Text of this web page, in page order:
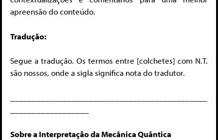
apreensão do conteúdo.
Tradução:
Segue a tradução. Os termos entre [colchetes] com N.T.
são nossos, onde a sigla significa nota do tradutor.
Sobre a Interpretação da Mecânica Quântica